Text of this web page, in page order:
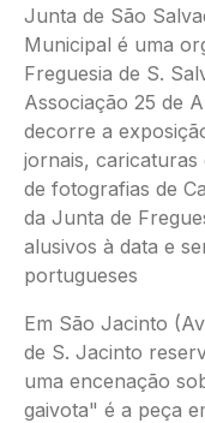
Junta de São
Municipal é uma
Freguesia de S.
Associação 25 de
decorre a
jornais, caricaturas
de fotografias de
da Junta de
alusivos à data e
portugueses
Em São Jacinto
de S. Jacinto
uma encenação
gaivota" é a peça